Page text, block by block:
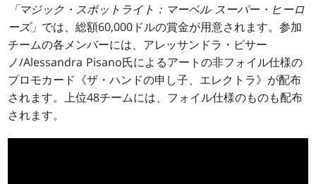
「マジック・スポットライト：マーベル スーパー・ヒーロ
ーズ」 では、総額60,000ドルの賞金が用意されます。参加
チームの各メンバーには、アレッサンドラ・ピサー
ノ/Alessandra Pisano氏によるアートの非フォイル仕様の
プロモカード《ザ・ハンドの申し子、エレクトラ》が配布
されます。上位48チームには、フォイル仕様のものも配布
されます。